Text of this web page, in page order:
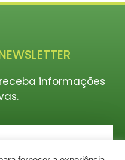
informações